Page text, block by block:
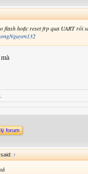
flash hoặc reset frp qua UART rồi
forum
↑